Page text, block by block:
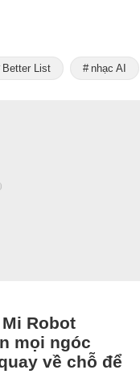
Better List nhạc AI
Robot
mọi ngóc
về chỗ để